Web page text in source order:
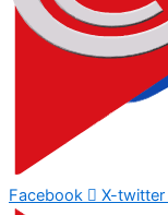
Facebook X-twitter